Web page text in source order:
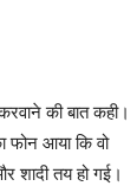
की बात कही।
फोन आया कि वो
शादी तय हो गई।